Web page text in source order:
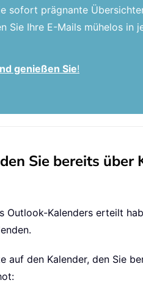
sofort prägnante
Sie Ihre E-Mails mühelos in
genießen Sie!
Sie bereits über
Kalenders erteilt
auf den Kalender, den Sie